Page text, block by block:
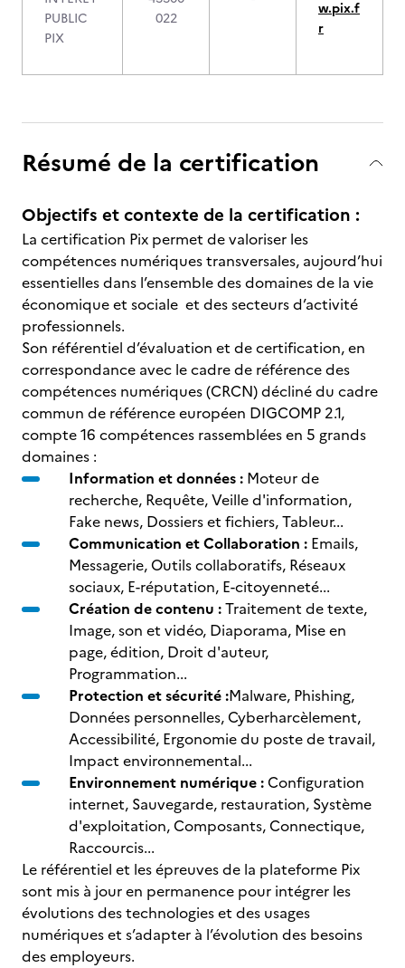
PUBLIC
PIX
022
w.pix.f
r
Résumé de la certification
Objectifs et contexte de la certification :
La certification Pix permet de valoriser les
compétences numériques transversales, aujourd’hui
essentielles dans l’ensemble des domaines de la vie
économique et sociale et des secteurs d’activité
professionnels.
Son référentiel d’évaluation et de certification, en
correspondance avec le cadre de référence des
compétences numériques (CRCN) décliné du cadre
commun de référence européen DIGCOMP 2.1,
compte 16 compétences rassemblées en 5 grands
domaines :
Information et données : Moteur de
recherche, Requête, Veille d'information,
Fake news, Dossiers et fichiers, Tableur...
Communication et Collaboration : Emails,
Messagerie, Outils collaboratifs, Réseaux
sociaux, E-réputation, E-citoyenneté...
Création de contenu :Traitement de texte,
Image, son et vidéo, Diaporama, Mise en
page, édition, Droit d'auteur,
Programmation...
Protection et sécurité :Malware, Phishing,
Données personnelles, Cyberharcèlement,
Accessibilité, Ergonomie du poste de travail,
Impact environnemental...
Environnement numérique :Configuration
internet, Sauvegarde, restauration, Système
d'exploitation, Composants, Connectique,
Raccourcis...
Le référentiel et les épreuves de la plateforme Pix
sont mis à jour en permanence pour intégrer les
évolutions des technologies et des usages
numériques et s’adapter à l’évolution des besoins
des employeurs.